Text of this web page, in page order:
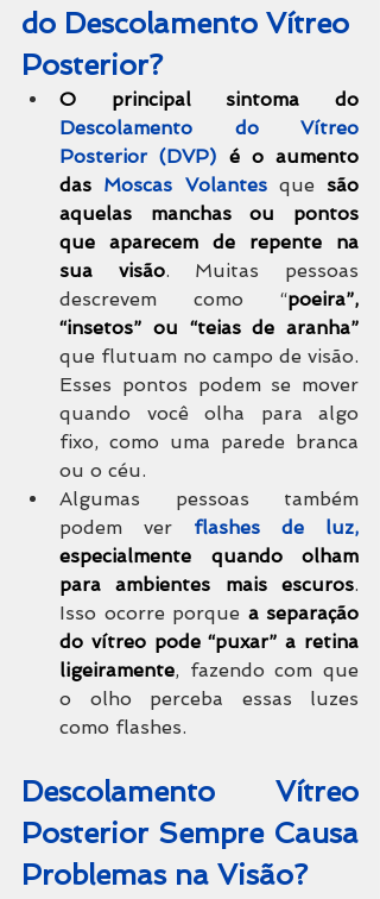
do Descolamento Vítreo
Posterior?
O principal sintoma do
Descolamento do Vítreo
Posterior (DVP) é o aumento
das Moscas Volantes que são
aquelas manchas ou pontos
que aparecem de repente na
sua visão. Muitas pessoas
descrevem como “poeira”,
“insetos” ou “teias de aranha”
que flutuam no campo de visão.
Esses pontos podem se mover
quando você olha para algo
fixo, como uma parede branca
ou o céu.
Algumas pessoas também
podem ver flashes de luz,
especialmente quando olham
para ambientes mais escuros.
Isso ocorre porque a separação
do vítreo pode “puxar” a retina
ligeiramente, fazendo com que
o olho perceba essas luzes
como flashes.
Descolamento Vítreo
Posterior Sempre Causa
Problemas na Visão?